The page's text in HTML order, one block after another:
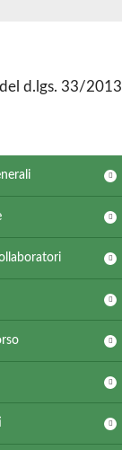
d.lgs. 33/2013